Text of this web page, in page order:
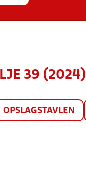
39 (2024)
OPSLAGSTAVLEN